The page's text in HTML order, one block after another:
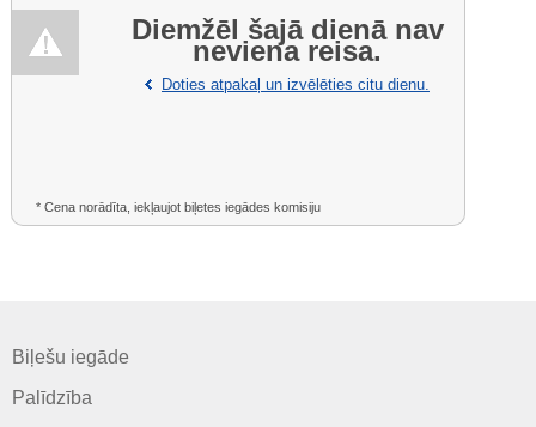
Diemžēl šajā dienā nav
neviena reisa.
Doties atpakaļ un izvēlēties citu dienu.
* Cena norādīta, iekļaujot biļetes iegādes komisiju
Biļešu iegāde
Palīdzība